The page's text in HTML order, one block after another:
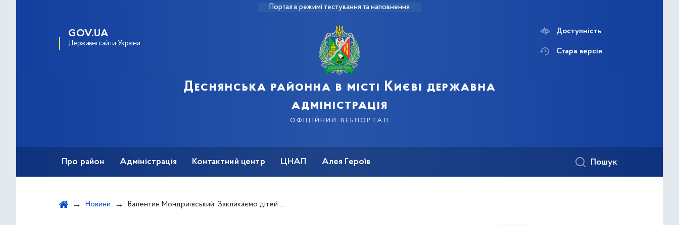
Портал в режимі тестування та наповнення
GOV.UA
Державні сайти України
Деснянська районна в місті Києві державна
адміністрація
офіційний вебпортал
Доступність
Стара версія
Про район Адміністрація Контактний центр ЦНАП Алея Героїв Пошук
Новини Валентин Мондриївський: Закликаємо дітей та їхніх батьків уникати масових заходів під час новорічних свят